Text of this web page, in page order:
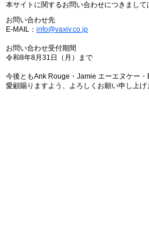
本サイトに関するお問い合わせにつきまして
お問い合わせ先
E-MAIL： info@vaxiv.co.jp
お問い合わせ受付期間
令和8年8月31日（月）まで
今後ともAnk Rouge・Jamie エーエヌケー
愛顧賜りますよう、よろしくお願い申し上げ